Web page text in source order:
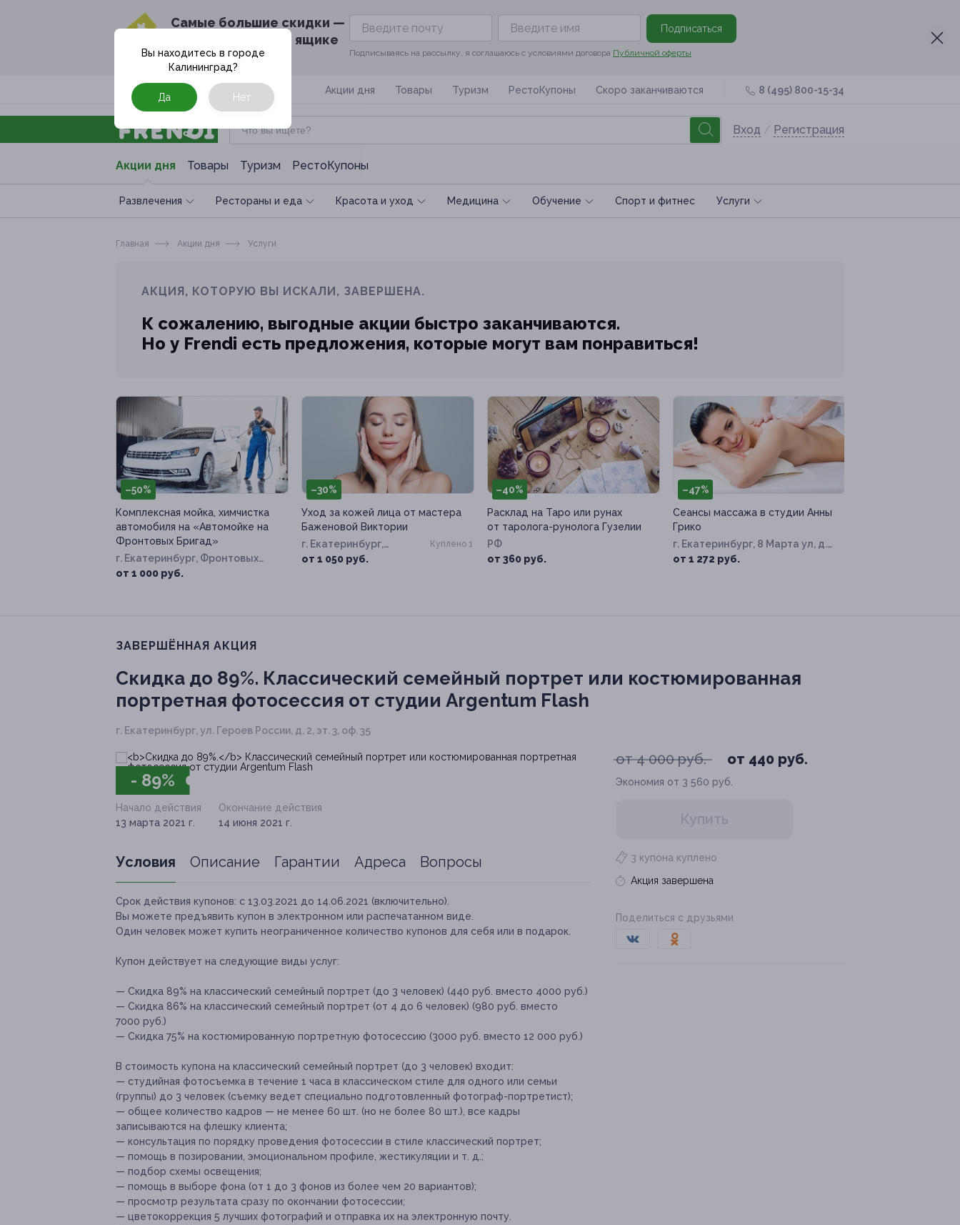
Cамые большие скидки —
в твоём почтовом ящике
Подписаться
Подписываясь на рассылку, я соглашаюсь с условиями договора Публичной оферты
Москва Акции дня Товары Туризм РестоКупоны Скоро заканчиваются 8 (495) 800-15-34
Вход / Регистрация
Акции дня Товары Туризм РестоКупоны
Развлечения Рестораны и еда Красота и уход Медицина Обучение Спoрт и фитнес Услуги
Вы находитесь в городе
Калининград?
Да Нет
Главная Акции дня Услуги
АКЦИЯ, КОТОРУЮ ВЫ ИСКАЛИ, ЗАВЕРШЕНА.
К сожалению, выгодные акции быстро заканчиваются.
Но у Frendi есть предложения, которые могут вам понравиться!
–50%
Комплексная мойка, химчистка
автомобиля на «Автомойке на
Фронтовых Бригад»
г. Екатеринбург, Фронтовых
Бригад ул, д. 33а
от 1 000 руб.
–30%
Уход за кожей лица от мастера
Баженовой Виктории
г. Екатеринбург,
Радищева ул, д. 10
от 1 050 руб.
Куплено 1
–40%
Расклад на Таро или рунах
от таролога-рунолога Гузелии
РФ
от 360 руб.
–47%
Сеансы массажа в студии Анны
Грико
г. Екатеринбург, 8 Марта ул, д.
202/3
от 1 272 руб.
ЗАВЕРШЁННАЯ АКЦИЯ
Скидка до 89%. Классический семейный портрет или костюмированная
портретная фотосессия от студии Argentum Flash
г. Екатеринбург, ул. Героев России, д. 2, эт. 3, оф. 35
- 89%
от 4 000 руб. от 440 руб.
Экономия от 3 560 руб.
Купить
3 купона куплено
Акция завершена
Поделиться с друзьями
Начало действия
13 марта 2021 г.
Окончание действия
14 июня 2021 г.
Условия Описание Гарантии Адреса Вопросы
Срок действия купонов: с 13.03.2021 до 14.06.2021 (включительно).
Вы можете предъявить купон в электронном или распечатанном виде.
Один человек может купить неограниченное количество купонов для себя или в подарок.
Купон действует на следующие виды услуг:
— Скидка 89% на классический семейный портрет (до 3 человек) (440 руб. вместо 4000 руб.)
— Скидка 86% на классический семейный портрет (от 4 до 6 человек) (980 руб. вместо
7000 руб.)
— Скидка 75% на костюмированную портретную фотосессию (3000 руб. вместо 12 000 руб.)
В стоимость купона на классический семейный портрет (до 3 человек) входит:
— студийная фотосъемка в течение 1 часа в классическом стиле для одного или семьи
(группы) до 3 человек (съемку ведет специально подготовленный фотограф-портретист);
— общее количество кадров — не менее 60 шт. (но не более 80 шт.), все кадры
записываются на флешку клиента;
— консультация по порядку проведения фотосессии в стиле классический портрет;
— помощь в позировании, эмоциональном профиле, жестикуляции и т. д.;
— подбор схемы освещения;
— помощь в выборе фона (от 1 до 3 фонов из более чем 20 вариантов);
— просмотр результата сразу по окончании фотосессии;
— цветокоррекция 5 лучших фотографий и отправка их на электронную почту.